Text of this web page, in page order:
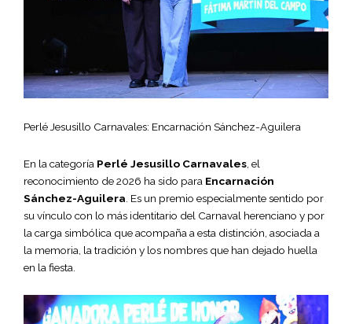
Perlé Jesusillo Carnavales: Encarnación Sánchez-Aguilera
En la categoría Perlé Jesusillo Carnavales , el
reconocimiento de 2026 ha sido para Encarnación
Sánchez-Aguilera . Es un premio especialmente sentido por
su vínculo con lo más identitario del Carnaval herenciano y por
la carga simbólica que acompaña a esta distinción, asociada a
la memoria, la tradición y los nombres que han dejado huella
en la fiesta.